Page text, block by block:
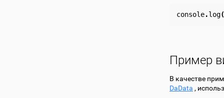
console.log(
Пример
В качестве
DaData ,